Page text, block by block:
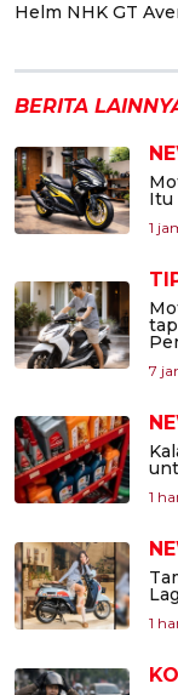
Helm NHK GT
BERITA
Itu
1
7
1
1